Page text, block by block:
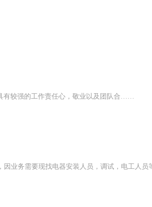
有较强的工作责任心，敬业以及团队合……
因业务需要现找电器安装人员，调试，电工人